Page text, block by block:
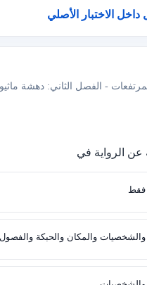
الاختبار الأصلي
- الفصل الثاني: دهشة ماثيو
الرواية في
فقط
والشخصيات والمكان والحبكة والفصول